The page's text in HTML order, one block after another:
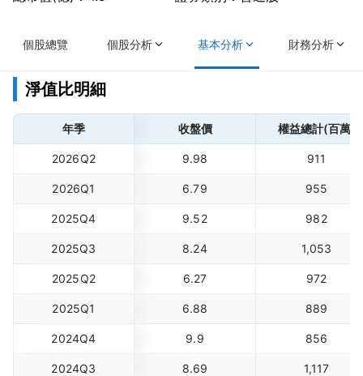
個股總覽 個股分析 基本分析 財務分析
淨值比明細
年季 收盤價 權益總計(百萬)
2026Q2 9.98 911
2026Q1 6.79 955
2025Q4 9.52 982
2025Q3 8.24 1,053
2025Q2 6.27 972
2025Q1 6.88 889
2024Q4 9.9 856
2024Q3 8.69 1,117